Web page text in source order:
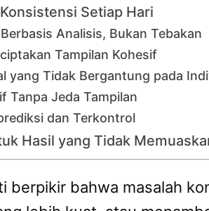
Setiap Hari
Analisis, Bukan Tebakan
Tampilan Kohesif
yang Tidak Bergantung pada
Tanpa Jeda Tampilan
dan Terkontrol
Hasil yang Tidak
berpikir bahwa masalah